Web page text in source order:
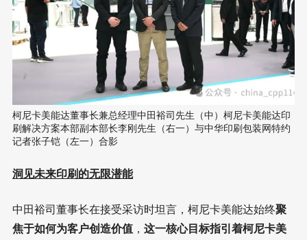
柯尼卡美能达董事长兼总经理中田裕司先生（中）柯尼卡美能达印
刷解决方案本部副本部长李刚先生（右一）与中华印刷包装网特约
记者张子铠（左一）合影
洞见未来印刷的无限潜能
中田裕司董事长在接受采访时坦言，柯尼卡美能达始终聚
焦于如何为客户创造价值 ， 这一核心目标指引着柯尼卡美